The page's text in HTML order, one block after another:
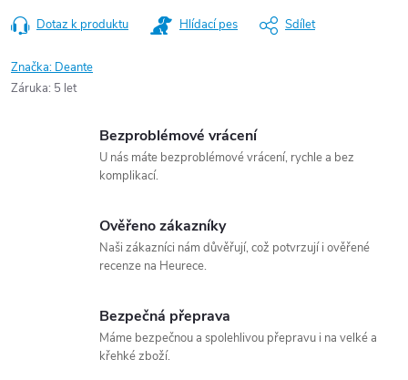
Dotaz k produktu Hlídací pes Sdílet
Značka: Deante
Záruka: 5 let
Bezproblémové vrácení
U nás máte bezproblémové vrácení, rychle a bez
komplikací.
Ověřeno zákazníky
Naši zákazníci nám důvěřují, což potvrzují i ověřené
recenze na Heurece.
Bezpečná přeprava
Máme bezpečnou a spolehlivou přepravu i na velké a
křehké zboží.